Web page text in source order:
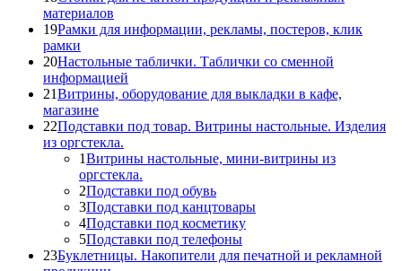
материалов
19Рамки для информации, рекламы, постеров, клик
рамки
20Настольные таблички. Таблички со сменной
информацией
21Витрины, оборудование для выкладки в кафе,
магазине
22Подставки под товар. Витрины настольные. Изделия
из оргстекла.
1Витрины настольные, мини-витрины из
оргстекла.
2Подставки под обувь
3Подставки под канцтовары
4Подставки под косметику
5Подставки под телефоны
23Буклетницы. Накопители для печатной и рекламной